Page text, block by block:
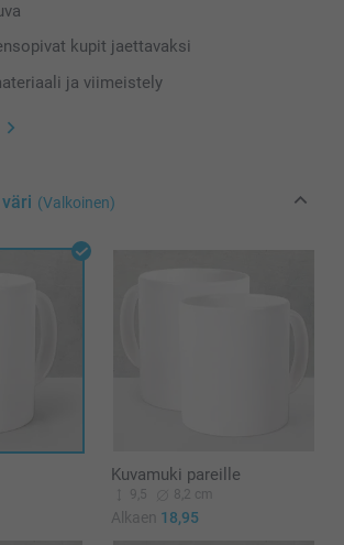
kupit jaettavaksi
ja viimeistely
(Valkoinen)
Kuvamuki pareille
9,5 8,2 cm
Alkaen 18,95